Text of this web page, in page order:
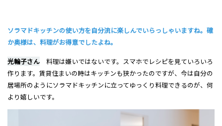
ソラマドキッチンの使い方を自分流に楽しんでいらっしゃいますね。確
か奥様は、料理がお得意でしたよね。
光輪子さん 料理は嫌いではないです。スマホでレシピを見ていろいろ
作ります。賃貸住まいの時はキッチンも狭かったのですが、今は自分の
居場所のようにソラマドキッチンに立ってゆっくり料理できるのが、何
より嬉しいです。